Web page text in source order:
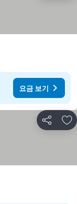
요금 보기
공유 즐